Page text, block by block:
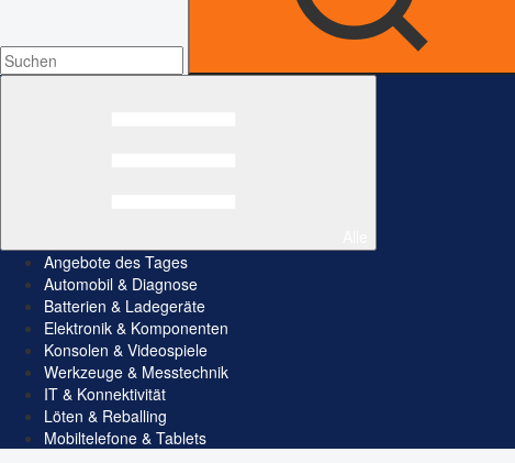
Angebote des Tages
Automobil & Diagnose
Batterien & Ladegeräte
Elektronik & Komponenten
Konsolen & Videospiele
Werkzeuge & Messtechnik
IT & Konnektivität
Löten & Reballing
Mobiltelefone & Tablets